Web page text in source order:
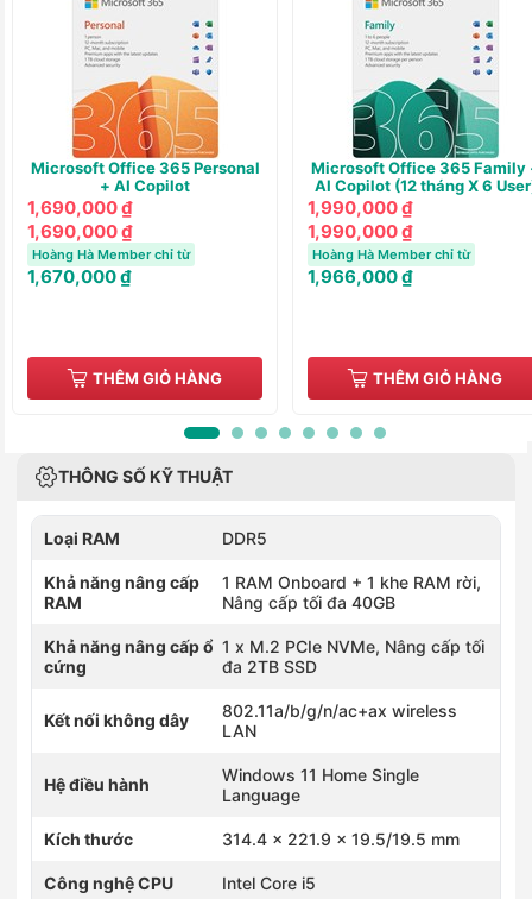
Microsoft Office 365 Personal
+ AI Copilot
1,690,000 ₫
1,690,000 ₫
Hoàng Hà Member chỉ từ
1,670,000 ₫
THÊM GIỎ HÀNG
Microsoft Office 365 Family
AI Copilot (12 tháng X 6
1,990,000 ₫
1,990,000 ₫
Hoàng Hà Member chỉ từ
1,966,000 ₫
THÊM GIỎ HÀNG
THÔNG SỐ KỸ THUẬT
Loại RAM DDR5
Khả năng nâng cấp
RAM
1 RAM Onboard + 1 khe RAM rời,
Nâng cấp tối đa 40GB
Khả năng nâng cấp ổ
cứng
1 x M.2 PCIe NVMe, Nâng cấp tối
đa 2TB SSD
Kết nối không dây
802.11a/b/g/n/ac+ax wireless
LAN
Hệ điều hành
Windows 11 Home Single
Language
Kích thước 314.4 x 221.9 x 19.5/19.5 mm
Công nghệ CPU Intel Core i5